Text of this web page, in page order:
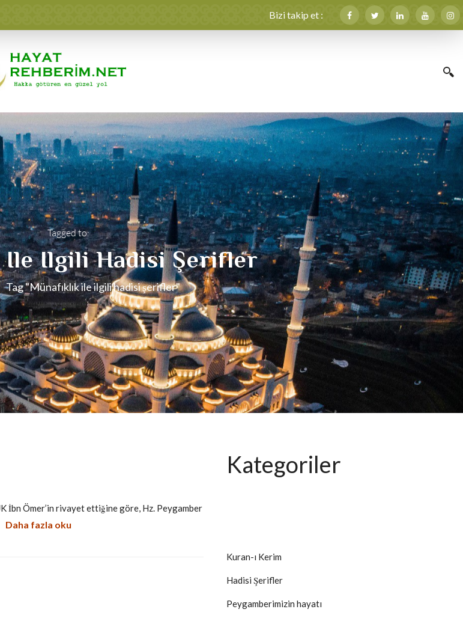
Bizi takip et :
Tagged to:
Ile Ilgili Hadisi Şerifler
Tag "Münafıklık ile ilgili hadisi şerifler"
İbn Ömer’in rivayet ettiğine göre, Hz. Peygamber
Daha fazla oku
Kategoriler
Kuran-ı Kerim
Hadisi Şerifler
Peygamberimizin hayatı